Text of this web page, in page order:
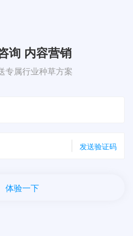
询 内容营销
专属行业种草方案
发送验证码
体验一下